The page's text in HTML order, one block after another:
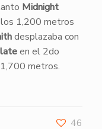
Midnight
los 1,200 metros
desplazaba con
en el 2do
metros.
46